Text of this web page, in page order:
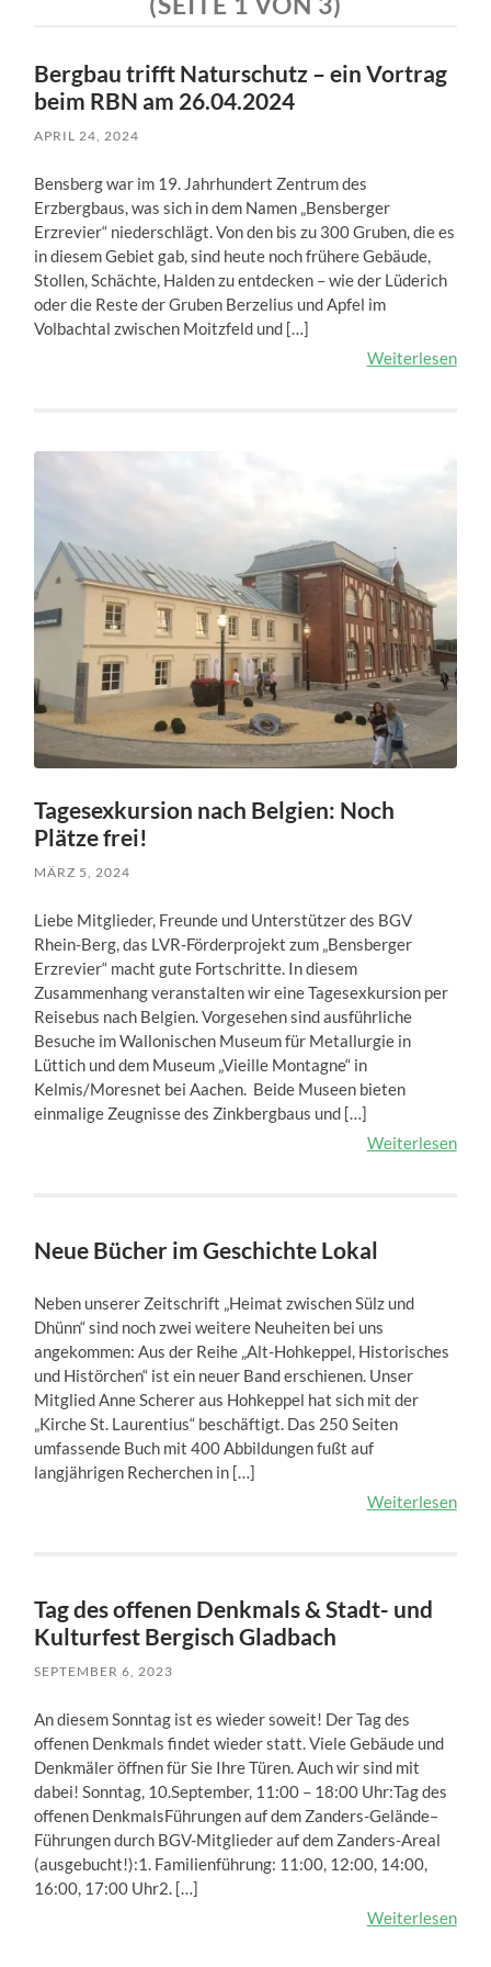
Bergbau trifft Naturschutz – ein Vortrag
beim RBN am 26.04.2024
APRIL 24, 2024
Bensberg war im 19. Jahrhundert Zentrum des
Erzbergbaus, was sich in dem Namen „Bensberger
Erzrevier“ niederschlägt. Von den bis zu 300 Gruben, die es
in diesem Gebiet gab, sind heute noch frühere Gebäude,
Stollen, Schächte, Halden zu entdecken – wie der Lüderich
oder die Reste der Gruben Berzelius und Apfel im
Volbachtal zwischen Moitzfeld und […]
Weiterlesen
Tagesexkursion nach Belgien: Noch
Plätze frei!
MÄRZ 5, 2024
Liebe Mitglieder, Freunde und Unterstützer des BGV
Rhein-Berg, das LVR-Förderprojekt zum „Bensberger
Erzrevier“ macht gute Fortschritte. In diesem
Zusammenhang veranstalten wir eine Tagesexkursion per
Reisebus nach Belgien. Vorgesehen sind ausführliche
Besuche im Wallonischen Museum für Metallurgie in
Lüttich und dem Museum „Vieille Montagne“ in
Kelmis/Moresnet bei Aachen. Beide Museen bieten
einmalige Zeugnisse des Zinkbergbaus und […]
Weiterlesen
Neue Bücher im Geschichte Lokal
Neben unserer Zeitschrift „Heimat zwischen Sülz und
Dhünn“ sind noch zwei weitere Neuheiten bei uns
angekommen: Aus der Reihe „Alt-Hohkeppel, Historisches
und Histörchen“ ist ein neuer Band erschienen. Unser
Mitglied Anne Scherer aus Hohkeppel hat sich mit der
„Kirche St. Laurentius“ beschäftigt. Das 250 Seiten
umfassende Buch mit 400 Abbildungen fußt auf
langjährigen Recherchen in […]
Weiterlesen
Tag des offenen Denkmals & Stadt- und
Kulturfest Bergisch Gladbach
SEPTEMBER 6, 2023
An diesem Sonntag ist es wieder soweit! Der Tag des
offenen Denkmals findet wieder statt. Viele Gebäude und
Denkmäler öffnen für Sie Ihre Türen. Auch wir sind mit
dabei! Sonntag, 10.September, 11:00 – 18:00 Uhr:Tag des
offenen DenkmalsFührungen auf dem Zanders-Gelände–
Führungen durch BGV-Mitglieder auf dem Zanders-Areal
(ausgebucht!):1. Familienführung: 11:00, 12:00, 14:00,
16:00, 17:00 Uhr2. […]
Weiterlesen